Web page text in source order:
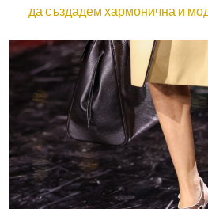
да създадем хармонична и